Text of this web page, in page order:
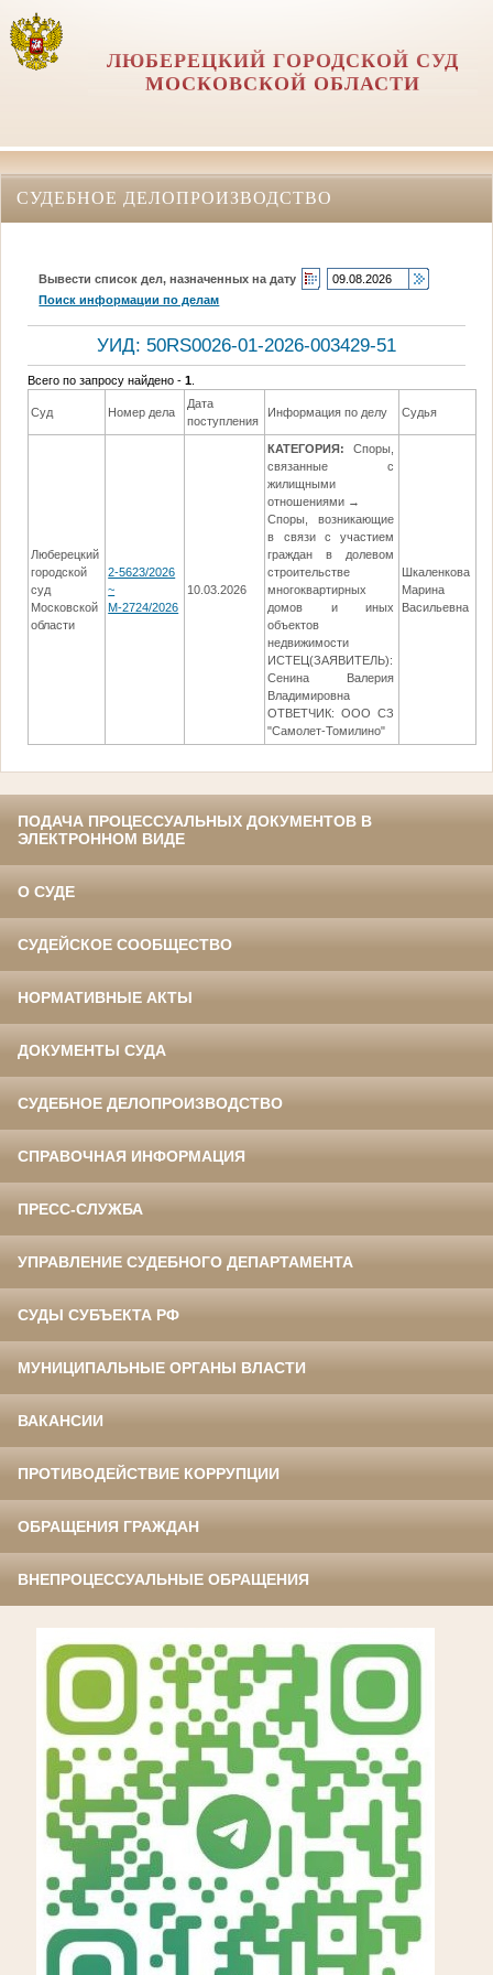
ЛЮБЕРЕЦКИЙ ГОРОДСКОЙ СУД
МОСКОВСКОЙ ОБЛАСТИ
СУДЕБНОЕ ДЕЛОПРОИЗВОДСТВО
Вывести список дел, назначенных на дату
Поиск информации по делам
УИД: 50RS0026-01-2026-003429-51
Всего по запросу найдено -1
Суд Номер дела
Дата
поступления
Информация по делу Судья
Люберецкий
городской
суд
Московской
области
2-5623/2026
~
М-2724/2026
10.03.2026
КАТЕГОРИЯ:
Споры,
связанные с
жилищными
отношениями →
Споры, возникающие
в связи с участием
граждан в долевом
строительстве
многоквартирных
домов и иных
объектов
недвижимости
ИСТЕЦ(ЗАЯВИТЕЛЬ):
Сенина Валерия
Владимировна
ОТВЕТЧИК: ООО СЗ
"Самолет-Томилино"
Шкаленкова
Марина
Васильевна
ПОДАЧА ПРОЦЕССУАЛЬНЫХ ДОКУМЕНТОВ В
ЭЛЕКТРОННОМ ВИДЕ
О СУДЕ
СУДЕЙСКОЕ СООБЩЕСТВО
НОРМАТИВНЫЕ АКТЫ
ДОКУМЕНТЫ СУДА
СУДЕБНОЕ ДЕЛОПРОИЗВОДСТВО
СПРАВОЧНАЯ ИНФОРМАЦИЯ
ПРЕСС-СЛУЖБА
УПРАВЛЕНИЕ СУДЕБНОГО ДЕПАРТАМЕНТА
СУДЫ СУБЪЕКТА РФ
МУНИЦИПАЛЬНЫЕ ОРГАНЫ ВЛАСТИ
ВАКАНСИИ
ПРОТИВОДЕЙСТВИЕ КОРРУПЦИИ
ОБРАЩЕНИЯ ГРАЖДАН
ВНЕПРОЦЕССУАЛЬНЫЕ ОБРАЩЕНИЯ